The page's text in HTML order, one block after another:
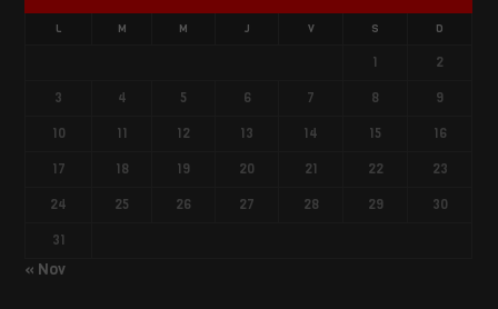
L M M J V S D
1
2
3
4 5 6 7 8
9
10
11 12 13 14 15
16
17
18 19 20 21 22
23
24
25 26 27 28 29
30
31
« Nov